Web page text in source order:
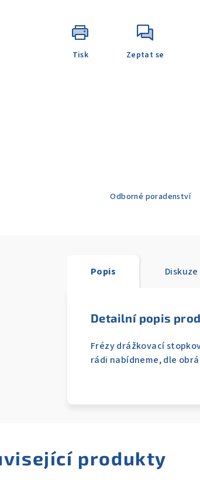
Tisk Zeptat se
Odborné poradenství
Popis Diskuze
Detailní popis
Frézy drážkovací
rádi nabídneme, dle
produkty